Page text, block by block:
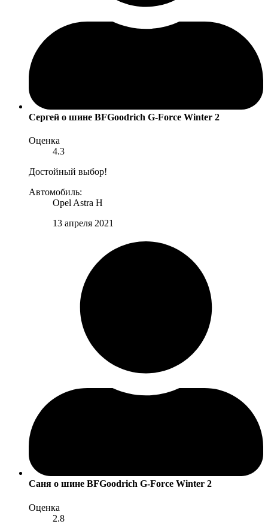
Сергей о шине BFGoodrich G-Force Winter 2
Оценка
4.3
Достойный выбор!
Автомобиль:
Opel Astra H
13 апреля 2021
Саня о шине BFGoodrich G-Force Winter 2
Оценка
2.8